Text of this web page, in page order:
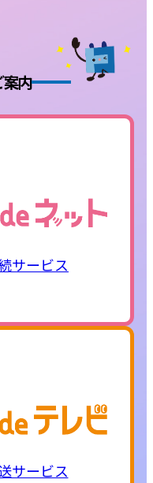
内
サービス
サービス